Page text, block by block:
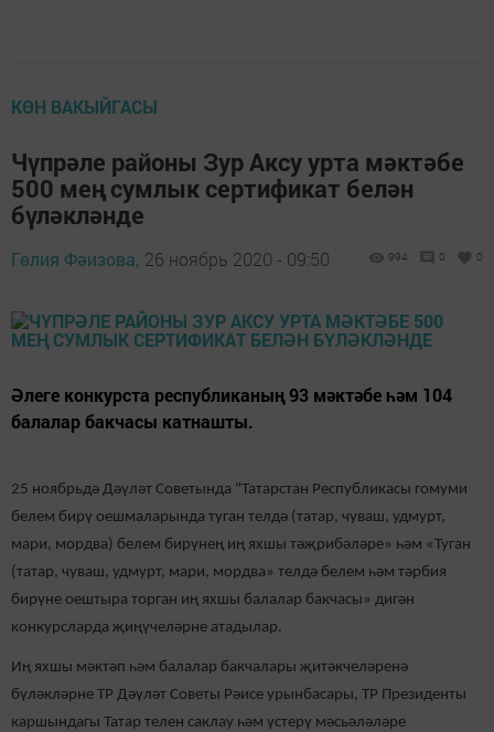
КӨН ВАКЫЙГАСЫ
Чүпрәле районы Зур Аксу урта мәктәбе
500 мең сумлык сертификат белән
бүләкләнде
Гөлия Фәизова, 26 ноябрь 2020 - 09:50 994 0 0
Әлеге конкурста республиканың 93 мәктәбе һәм 104
балалар бакчасы катнашты.
25 ноябрьдә Дәүләт Советында "Татарстан Республикасы гомуми
белем бирү оешмаларында туган телдә (татар, чуваш, удмурт,
мари, мордва) белем бирүнең иң яхшы тәҗрибәләре» һәм «Туган
(татар, чуваш, удмурт, мари, мордва» телдә белем һәм тәрбия
бирүне оештыра торган иң яхшы балалар бакчасы» дигән
конкурсларда җиңүчеләрне атадылар.
Иң яхшы мәктәп һәм балалар бакчалары җитәкчеләренә
бүләкләрне ТР Дәүләт Советы Рәисе урынбасары, ТР Президенты
каршындагы Татар телен саклау һәм үстерү мәсьәләләре